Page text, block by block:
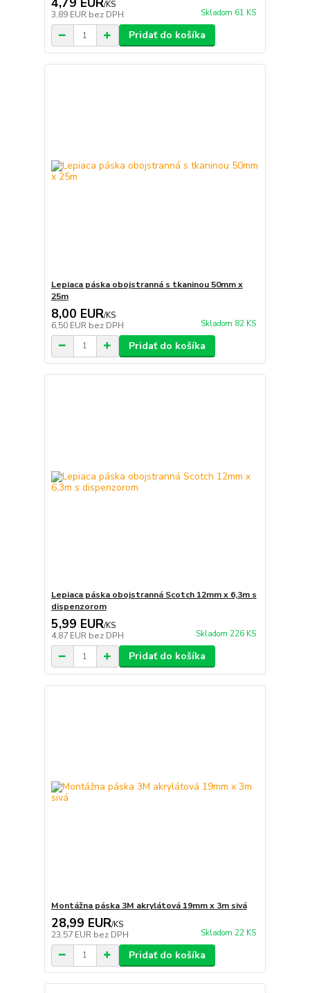
/KS
3,89 EUR bez DPH Skladom 61 KS
Pridať do košíka
Lepiaca páska obojstranná s tkaninou 50mm x
25m
8,00 EUR/KS
6,50 EUR bez DPH Skladom 82 KS
Pridať do košíka
Lepiaca páska obojstranná Scotch 12mm x 6,3m s
dispenzorom
5,99 EUR/KS
4,87 EUR bez DPH Skladom 226 KS
Pridať do košíka
Montážna páska 3M akrylátová 19mm x 3m sivá
28,99 EUR/KS
23,57 EUR bez DPH Skladom 22 KS
Pridať do košíka